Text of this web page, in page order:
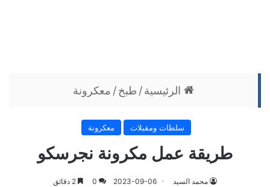
الرئيسية/ طبخ/ معكرونة
سلطات ومقبلات معكرونة
طريقة عمل مكرونة نجرسكو
محمد السيد 2023-09-06
0